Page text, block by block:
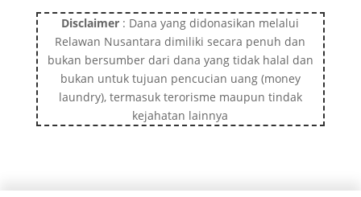
Disclaimer : Dana yang didonasikan melalui
Relawan Nusantara dimiliki secara penuh dan
bukan bersumber dari dana yang tidak halal dan
bukan untuk tujuan pencucian uang (money
laundry), termasuk terorisme maupun tindak
kejahatan lainnya